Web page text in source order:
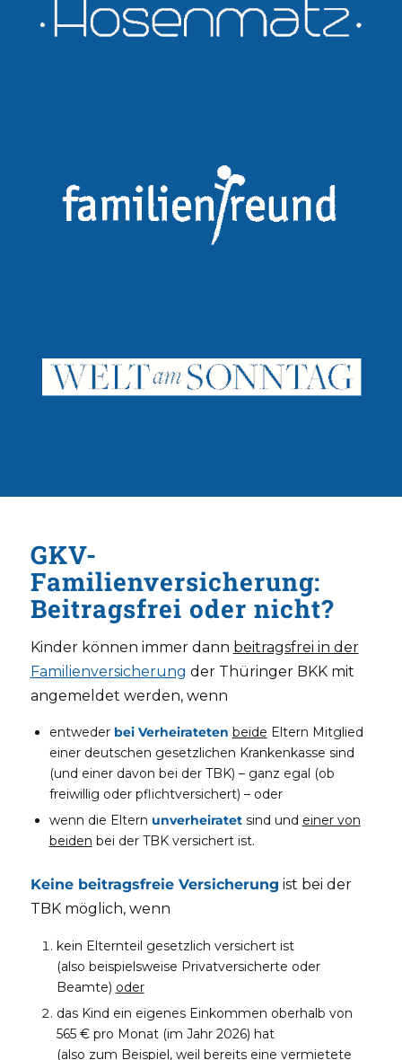
GKV-
Familienversicherung:
Beitragsfrei oder nicht?
Kinder können immer dann beitragsfrei in der
Familienversicherung der Thüringer BKK mit
angemeldet werden, wenn
entweder bei Verheirateten beide Eltern Mitglied
einer deutschen gesetzlichen Krankenkasse sind
(und einer davon bei der TBK) – ganz egal (ob
freiwillig oder pflichtversichert) – oder
wenn die Eltern unverheiratetsind und einer von
beiden bei der TBK versichert ist.
Keine beitragsfreie Versicherung ist bei der
TBK möglich, wenn
kein Elternteil gesetzlich versichert ist
(also beispielsweise Privatversicherte oder
Beamte) oder
das Kind ein eigenes Einkommen oberhalb von
565 € pro Monat (im Jahr 2026) hat
(also zum Beispiel, weil bereits eine vermietete